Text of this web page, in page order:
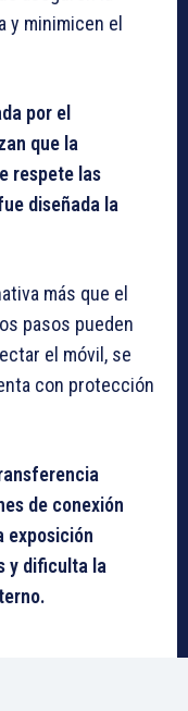
y minimicen el
por el
que la
respete las
diseñada la
más que el
pasos pueden
el móvil, se
con protección
de conexión
exposición
y dificulta la